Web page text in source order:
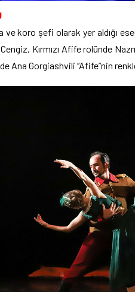
ve koro şefi olarak yer aldığı
Kırmızı Afife rolünde
Ana Gorgiashvili “Afife”nin